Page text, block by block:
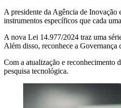
A presidente da Agência de Inovação
instrumentos específicos que cada
A nova Lei 14.977/2024 traz uma
Além disso, reconhece a
Com a atualização e reconhecimento
pesquisa tecnológica.